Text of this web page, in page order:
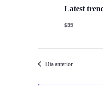
Latest
$35
Día anterior